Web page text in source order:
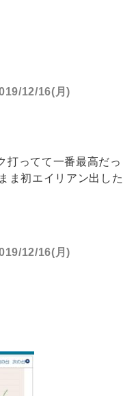
12/16(月)
打ってて一番最高だっ
ま初エイリアン出した
12/16(月)